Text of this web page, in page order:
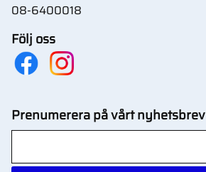
08-6400018
Följ oss
Prenumerera på vårt nyhetsbrev